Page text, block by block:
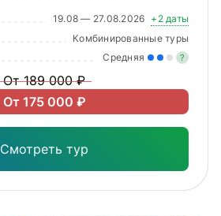
19.08 — 27.08.2026 +2 даты
Комбинированные туры
Средняя ?
От 189 000 ₽
От 175 000 ₽
Смотреть тур